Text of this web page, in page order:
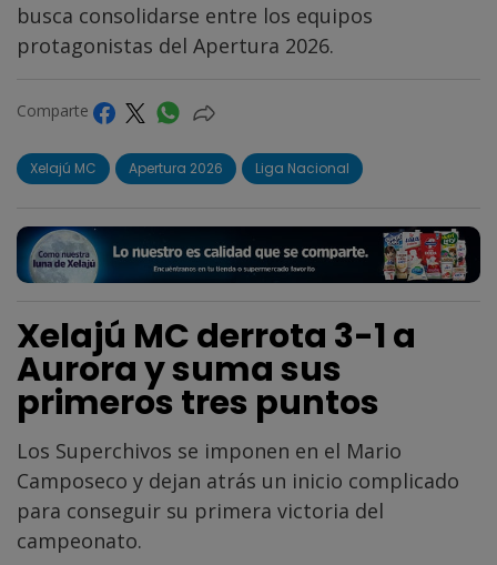
busca consolidarse entre los equipos
protagonistas del Apertura 2026.
Comparte
Xelajú MC Apertura 2026 Liga Nacional
Xelajú MC derrota 3-1 a
Aurora y suma sus
primeros tres puntos
Los Superchivos se imponen en el Mario
Camposeco y dejan atrás un inicio complicado
para conseguir su primera victoria del
campeonato.